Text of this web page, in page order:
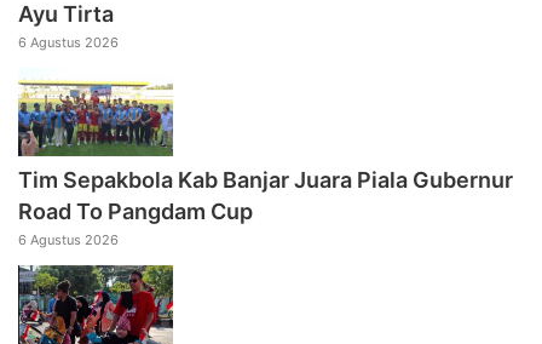
Ayu Tirta
6 Agustus 2026
Tim Sepakbola Kab Banjar Juara Piala Gubernur
Road To Pangdam Cup
6 Agustus 2026